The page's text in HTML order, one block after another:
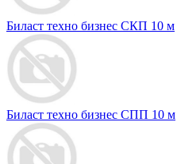
Биласт техно бизнес СКП 10 м
Биласт техно бизнес СПП 10 м